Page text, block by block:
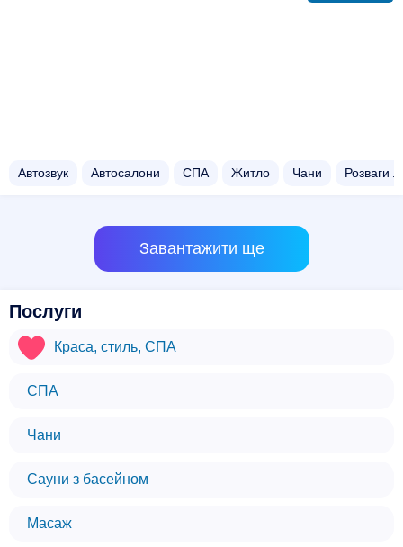
Автозвук Автосалони СПА Житло Чани​ Розваги
Завантажити ще
Послуги
Краса, стиль, СПА
СПА
Чани​
Сауни з басейном​
Масаж